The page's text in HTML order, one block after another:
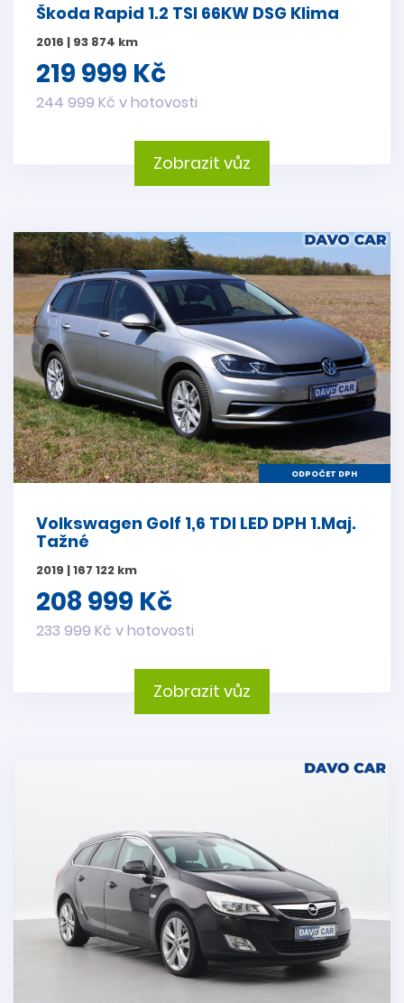
Škoda Rapid 1.2 TSI 66KW DSG Klima
2016 | 93 874 km
219 999 Kč
244 999 Kč v hotovosti
Zobrazit vůz
ODPOČET DPH
Volkswagen Golf 1,6 TDI LED DPH 1.Maj.
Tažné
2019 | 167 122 km
208 999 Kč
233 999 Kč v hotovosti
Zobrazit vůz